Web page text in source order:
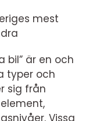
mest
bil” är en och
typer och
sig från
Vissa